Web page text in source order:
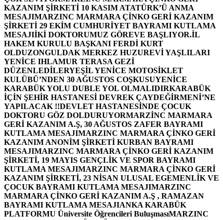
KAZANIM ŞİRKETİ 10 KASIM ATATÜRK’Ü ANMA
MESAJIMARZINC MARMARA ÇİNKO GERİ KAZANIM
ŞİRKETİ 29 EKİM CUMHURİYET BAYRAMI KUTLAMA
MESAJIİKİ DOKTORUMUZ GÖREVE BAŞLIYOR.İL
HAKEM KURULU BAŞKANI FERDİ KURT
OLDUZONGULDAK MERKEZ HUZUREVİ YAŞLILARI
YENİCE IHLAMUR TERASA GEZİ
DÜZENLEDİLERYEŞİL YENİCE MOTOSİKLET
KULÜBÜ’NDEN 30 AĞUSTOS COŞKUSUYENİCE
KARABÜK YOLU DUBLE YOL OLMALIDIRKARABÜK
İÇİN ŞEHİR HASTANESİ DEVREK ÇAYDEĞİRMENİ’NE
YAPILACAK !!DEVLET HASTANESİNDE ÇOCUK
DOKTORU GÖZ DOLDURUYORMARZİNC MARMARA
GERİ KAZANIM A.Ş, 30 AĞUSTOS ZAFER BAYRAMI
KUTLAMA MESAJIMARZINC MARMARA ÇİNKO GERİ
KAZANIM ANONİM ŞİRKETİ KURBAN BAYRAMI
MESAJIMARZINC MARMARA ÇİNKO GERİ KAZANIM
ŞİRKETİ, 19 MAYIS GENÇLİK VE SPOR BAYRAMI
KUTLAMA MESAJIMARZINC MARMARA ÇİNKO GERİ
KAZANIM ŞİRKETİ, 23 NİSAN ULUSAL EGEMENLİK VE
ÇOCUK BAYRAMI KUTLAMA MESAJIMARZINC
MARMARA ÇİNKO GERİ KAZANIM A.Ş , RAMAZAN
BAYRAMI KUTLAMA MESAJIANKA KARABÜK
PLATFORMU Üniversite Öğrencileri BuluşmasıMARZINC